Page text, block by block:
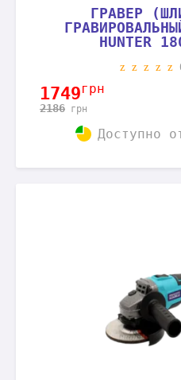
ГРАВЕР
HUNTER
1749грн
2186 грн
Доступно